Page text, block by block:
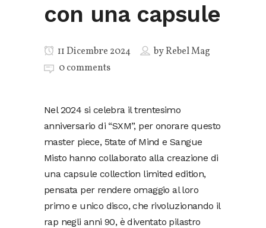
con una capsule
11 Dicembre 2024 byRebel Mag
0 comments
Nel 2024 si celebra il trentesimo
anniversario di “SXM”, per onorare questo
master piece, 5tate of Mind e Sangue
Misto hanno collaborato alla creazione di
una capsule collection limited edition,
pensata per rendere omaggio al loro
primo e unico disco, che rivoluzionando il
rap negli anni 90, è diventato pilastro